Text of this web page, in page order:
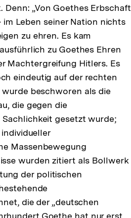
„Von Goethes Erbschaft
Leben seiner Nation nichts
zu ehren. Es kam
zu Goethes Ehren
Machtergreifung Hitlers. Es
eindeutig auf der rechten
beschworen als die
die gegen die
gesetzt wurde;
Massenbewegung
wurden zitiert als Bollwerk
der politischen
die der „deutschen